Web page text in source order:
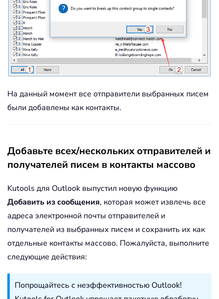
На данный момент все отправители выбранных писем
были добавлены как контакты.
Добавьте всех/нескольких отправителей и
получателей писем в контакты массово
Kutools для Outlook выпустил новую функцию
Добавить из сообщения, которая может извлечь все
адреса электронной почты отправителей и
получателей из выбранных писем и сохранить их как
отдельные контакты массово. Пожалуйста, выполните
следующие действия:
Попрощайтесь с неэффективностью Outlook!